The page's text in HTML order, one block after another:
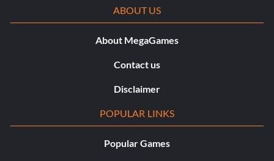
ABOUT US
About MegaGames
Contact us
Disclaimer
POPULAR LINKS
Popular Games